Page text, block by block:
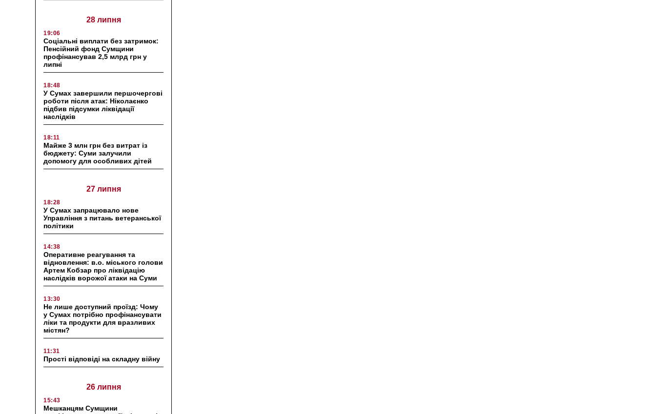
28 липня
19:06
Соціальні виплати без затримок:
Пенсійний фонд Сумщини
профінансував 2,5 млрд грн у
липні
18:48
У Сумах завершили першочергові
роботи після атак: Ніколаєнко
підбив підсумки ліквідації
наслідків
18:11
Майже 3 млн грн без витрат із
бюджету: Суми залучили
допомогу для особливих дітей
27 липня
18:28
У Сумах запрацювало нове
Управління з питань ветеранської
політики
14:38
Оперативне реагування та
відновлення: в.о. міського голови
Артем Кобзар про ліквідацію
наслідків ворожої атаки на Суми
13:30
Не лише доступний проїзд: Чому
у Сумах потрібно профінансувати
ліки та продукти для вразливих
містян?
11:31
Прості відповіді на складну війну
26 липня
15:43
Мешканцям Сумщини